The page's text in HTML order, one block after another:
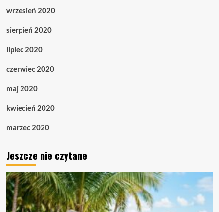
wrzesień 2020
sierpień 2020
lipiec 2020
czerwiec 2020
maj 2020
kwiecień 2020
marzec 2020
Jeszcze nie czytane